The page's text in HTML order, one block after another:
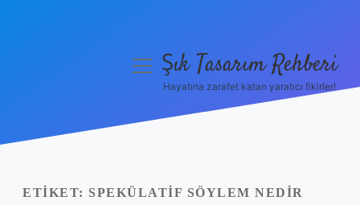
Yasal Uyarı
menüyüŞık Tasarım Rehberi
Hayatına zarafet katan yaratıcı fikirler!
ETIKET: SPEKÜLATIF SÖYLEM NEDIR